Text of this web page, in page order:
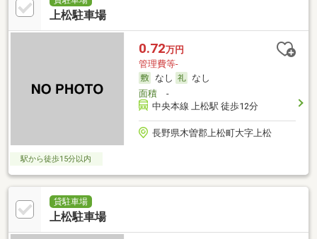
上松駐車場
0.72万円
管理費等-
なし
なし
面積-
中央本線 上松駅 徒歩12分
長野県木曽郡上松町大字上松
駅から徒歩15分以内
貸駐車場
上松駐車場